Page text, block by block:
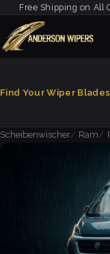
Free Shipping on All
Find Your Wiper Blades
Scheibenwischer
Ram